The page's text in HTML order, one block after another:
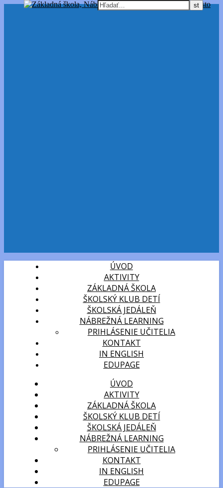
ÚVOD
AKTIVITY
ZÁKLADNÁ ŠKOLA
ŠKOLSKÝ KLUB DETÍ
ŠKOLSKÁ JEDÁLEŇ
NÁBREŽNÁ LEARNING
PRIHLÁSENIE UČITELIA
KONTAKT
IN ENGLISH
EDUPAGE
ÚVOD
AKTIVITY
ZÁKLADNÁ ŠKOLA
ŠKOLSKÝ KLUB DETÍ
ŠKOLSKÁ JEDÁLEŇ
NÁBREŽNÁ LEARNING
PRIHLÁSENIE UČITELIA
KONTAKT
IN ENGLISH
EDUPAGE